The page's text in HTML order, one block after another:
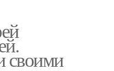
своими